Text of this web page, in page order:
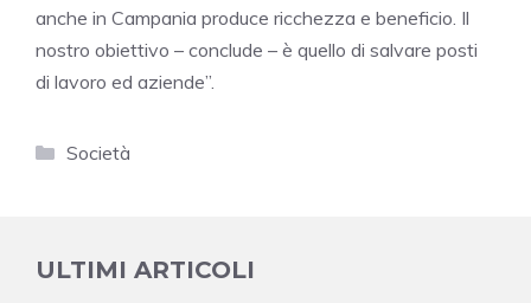
anche in Campania produce ricchezza e beneficio. Il
nostro obiettivo – conclude – è quello di salvare posti
di lavoro ed aziende”.
Categorie
Società
ULTIMI ARTICOLI